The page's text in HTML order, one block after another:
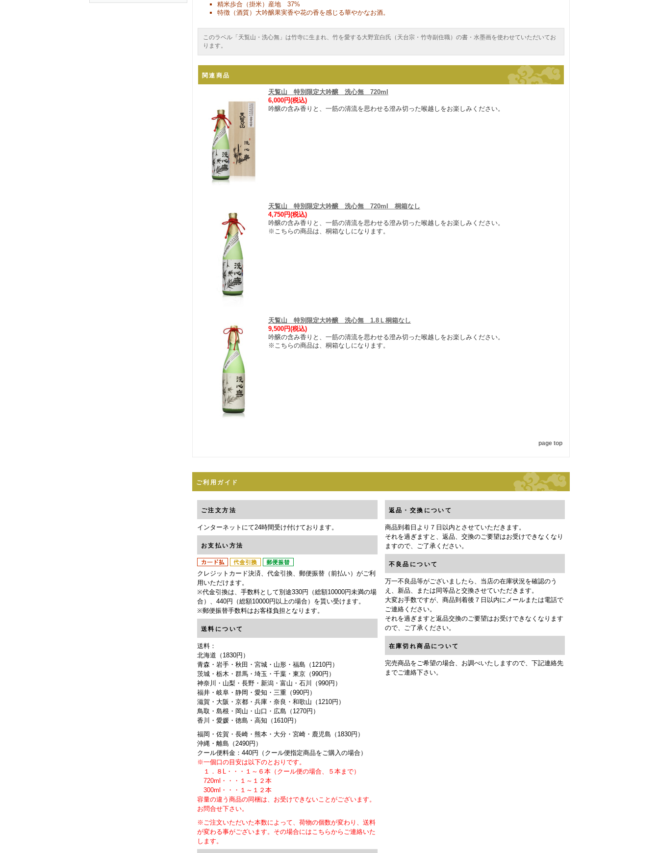
精米歩合（掛米）産地 37%
特徴（酒質）大吟醸果実香や花の香を感じる華やかなお酒。
このラベル「天覧山・洗心無」は竹寺に生まれ、竹を愛する大野宜白氏（天台宗・竹寺副住職）の書・水墨画を使わせていただいてお
ります。
関連商品
天覧山 特別限定大吟醸 洗心無 720ml
6,000円(税込)
吟醸の含み香りと、一筋の清流を思わせる澄み切った喉越しをお楽しみください。
天覧山 特別限定大吟醸 洗心無 720ml 桐箱なし
4,750円(税込)
吟醸の含み香りと、一筋の清流を思わせる澄み切った喉越しをお楽しみください。
※こちらの商品は、桐箱なしになります。
天覧山 特別限定大吟醸 洗心無 1.8Ｌ桐箱なし
9,500円(税込)
吟醸の含み香りと、一筋の清流を思わせる澄み切った喉越しをお楽しみください。
※こちらの商品は、桐箱なしになります。
page top
ご利用ガイド
ご注文方法
インターネットにて24時間受け付けております。
お支払い方法
クレジットカード決済、代金引換、郵便振替（前払い）がご利
用いただけます。
※代金引換は、手数料として別途330円（総額10000円未満の場
合）、440円（総額10000円以上の場合）を貰い受けます。
※郵便振替手数料はお客様負担となります。
送料について
送料：
北海道（1830円）
青森・岩手・秋田・宮城・山形・福島（1210円）
茨城・栃木・群馬・埼玉・千葉・東京（990円）
神奈川・山梨・長野・新潟・富山・石川（990円）
福井・岐阜・静岡・愛知・三重（990円）
滋賀・大阪・京都・兵庫・奈良・和歌山（1210円）
鳥取・島根・岡山・山口・広島（1270円）
香川・愛媛・徳島・高知（1610円）
福岡・佐賀・長崎・熊本・大分・宮崎・鹿児島（1830円）
沖縄・離島（2490円）
クール便料金：440円（クール便指定商品をご購入の場合）
※一個口の目安は以下のとおりです。
１．８L・・・１～６本（クール便の場合、５本まで）
720ml・・・１～１２本
300ml・・・１～１２本
容量の違う商品の同梱は、お受けできないことがございます。
お問合せ下さい。
※ご注文いただいた本数によって、荷物の個数が変わり、送料
が変わる事がございます。その場合にはこちらからご連絡いた
します。
返品・交換について
商品到着日より７日以内とさせていただきます。
それを過ぎますと、返品、交換のご要望はお受けできなくなり
ますので、ご了承ください。
不良品について
万一不良品等がございましたら、当店の在庫状況を確認のう
え、新品、または同等品と交換させていただきます。
大変お手数ですが、商品到着後７日以内にメールまたは電話で
ご連絡ください。
それを過ぎますと返品交換のご要望はお受けできなくなります
ので、ご了承ください。
在庫切れ商品について
完売商品をご希望の場合、お調べいたしますので、下記連絡先
までご連絡下さい。